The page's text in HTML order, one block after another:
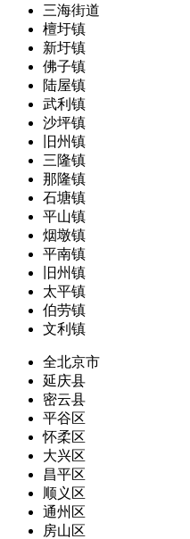
三海街道
檀圩镇
新圩镇
佛子镇
陆屋镇
武利镇
沙坪镇
旧州镇
三隆镇
那隆镇
石塘镇
平山镇
烟墩镇
平南镇
旧州镇
太平镇
伯劳镇
文利镇
全北京市
延庆县
密云县
平谷区
怀柔区
大兴区
昌平区
顺义区
通州区
房山区